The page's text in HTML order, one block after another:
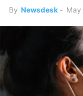
By Newsdesk - May